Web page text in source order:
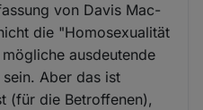
von Davis Mac-
die "Homosexualität
ausdeutende
Aber das ist
(für die Betroffenen),